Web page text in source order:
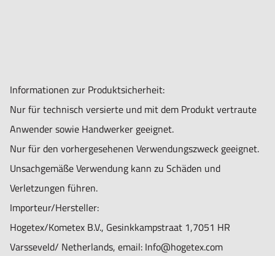
Informationen zur Produktsicherheit:
Nur für technisch versierte und mit dem Produkt vertraute
Anwender sowie Handwerker geeignet.
Nur für den vorhergesehenen Verwendungszweck geeignet.
Unsachgemäße Verwendung kann zu Schäden und
Verletzungen führen.
Importeur/Hersteller:
Hogetex/Kometex B.V., Gesinkkampstraat 1,7051 HR
Varsseveld/ Netherlands, email: Info@hogetex.com